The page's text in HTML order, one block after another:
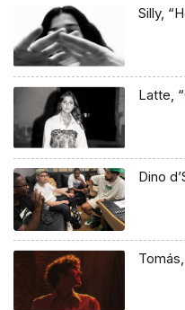
Silly,
Latte,
Dino